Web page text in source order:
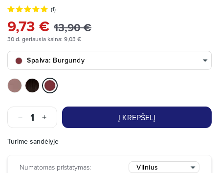
(1)
9,73 € 13,90 €
30 d. geriausia kaina: 9,03 €
Spalva: Burgundy
Beige BlackBurgundy
Į KREPŠELĮ
Turime sandėlyje
Numatomas pristatymas: Vilnius